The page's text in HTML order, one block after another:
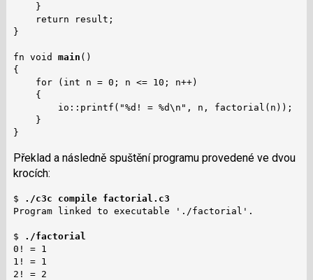
    }
    return result;
}
fn void main ()
{
    for (int n = 0; n <= 10; n++)
    {
        io::printf("%d! = %d\n", n, factorial(n));
    }
}
Překlad a následně spuštění programu provedené ve dvou
krocích:
$
./c3c compile factorial.c3
Program linked to executable './factorial'.
$
./factorial
0! = 1
1! = 1
2! = 2